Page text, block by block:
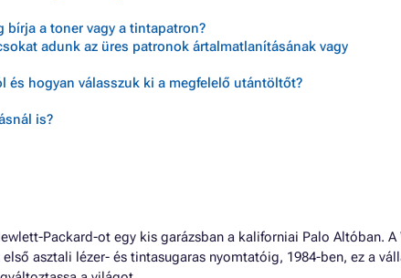
bírja a toner vagy a tintapatron?
adunk az üres patronok ártalmatlanításának vagy
hogyan válasszuk ki a megfelelő utántöltőt?
is?
Packard-ot egy kis garázsban a kaliforniai Palo Altóban. A
asztali lézer- és tintasugaras nyomtatóig, 1984-ben, ez a